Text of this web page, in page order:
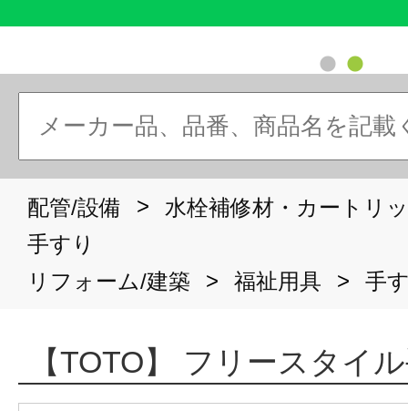
配管/設備 >
水栓補修材・カートリ
手すり
リフォーム/建築
> 福祉用具 > 手
【TOTO】 フリースタイ